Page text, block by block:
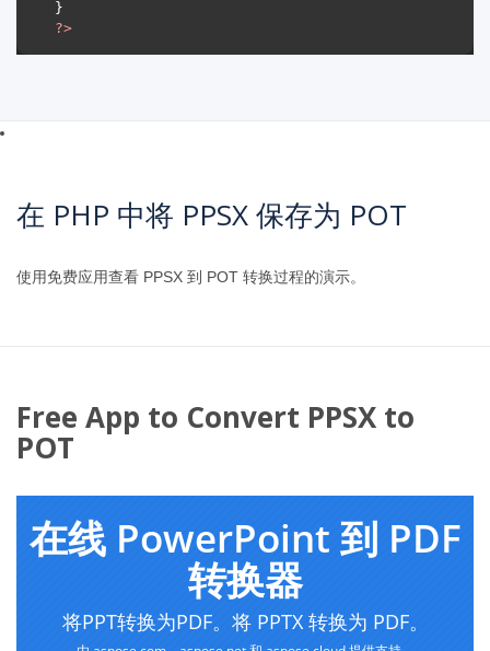
?>
在 PHP 中将 PPSX 保存为 POT
使用免费应用查看 PPSX 到 POT 转换过程的演示。
Free App to Convert PPSX to
POT